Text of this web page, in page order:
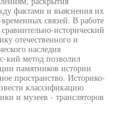
фактами и выяснения их
связей. В работе
исторический
отечественного и
наследия
кий метод позволил
памятников истории
пространство. Историко-
классификацию
и музеев - трансляторов